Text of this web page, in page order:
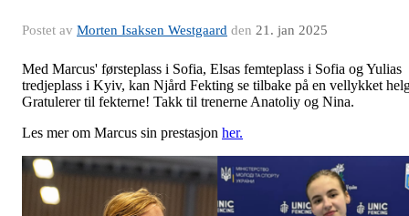
Postet av Morten Isaksen Westgaard den 21. jan 2025
Med Marcus' førsteplass i Sofia, Elsas femteplass i Sofia og Yulias
tredjeplass i Kyiv, kan Njård Fekting se tilbake på en vellykket
Gratulerer til fekterne! Takk til trenerne Anatoliy og Nina.
Les mer om Marcus sin prestasjon her.